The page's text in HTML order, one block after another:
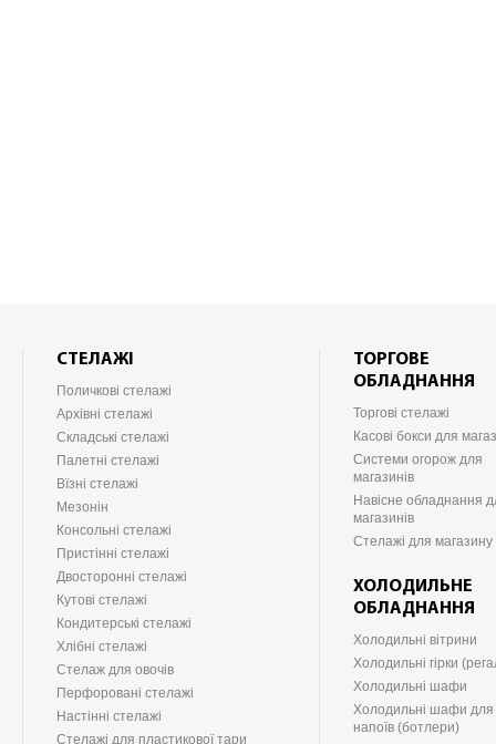
СТЕЛАЖІ
Поличкові стелажі
Архівні стелажі
Складські стелажі
Палетні стелажі
Вїзні стелажі
Мезонін
Консольні стелажі
Пристінні стелажі
Двосторонні стелажі
Кутові стелажі
Кондитерські стелажі
Хлібні стелажі
Стелаж для овочів
Перфоровані стелажі
Настінні стелажі
Стелажі для пластикової тари
ТОРГОВЕ
ОБЛАДНАННЯ
Торгові стелажі
Касові бокси для
Системи огорож для
магазинів
Навісне обладнання
магазинів
Стелажі для магазину
ХОЛОДИЛЬНЕ
ОБЛАДНАННЯ
Холодильні вітрини
Холодильні гірки
Холодильні шафи
Холодильні шафи для
напоїв (ботлери)